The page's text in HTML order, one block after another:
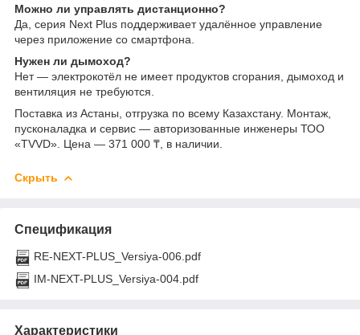
Можно ли управлять дистанционно?
Да, серия Next Plus поддерживает удалённое управление
через приложение со смартфона.
Нужен ли дымоход?
Нет — электрокотёл не имеет продуктов сгорания, дымоход и
вентиляция не требуются.
Поставка из Астаны, отгрузка по всему Казахстану. Монтаж,
пусконаладка и сервис — авторизованные инженеры ТОО
«TVVD». Цена — 371 000 ₸, в наличии.
Скрыть
Спецификация
RE-NEXT-PLUS_Versiya-006.pdf
IM-NEXT-PLUS_Versiya-004.pdf
Характеристики